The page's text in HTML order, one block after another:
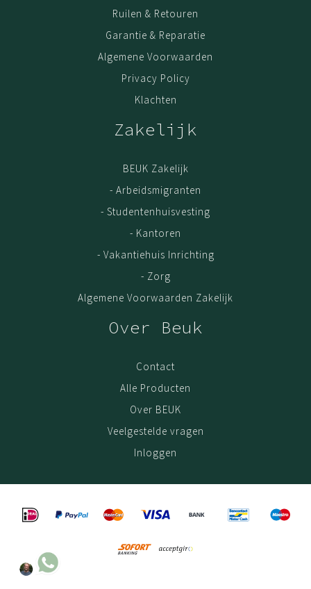
Ruilen & Retouren
Garantie & Reparatie
Algemene Voorwaarden
Privacy Policy
Klachten
Zakelijk
BEUK Zakelijk
- Arbeidsmigranten
- Studentenhuisvesting
- Kantoren
- Vakantiehuis Inrichting
- Zorg
Algemene Voorwaarden Zakelijk
Over Beuk
Contact
Alle Producten
Over BEUK
Veelgestelde vragen
Inloggen